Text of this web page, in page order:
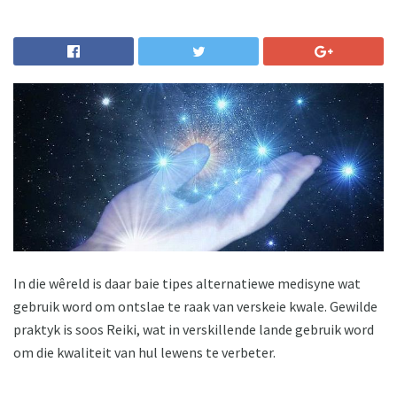
In die wêreld is daar baie tipes alternatiewe medisyne wat
gebruik word om ontslae te raak van verskeie kwale. Gewilde
praktyk is soos Reiki, wat in verskillende lande gebruik word
om die kwaliteit van hul lewens te verbeter.